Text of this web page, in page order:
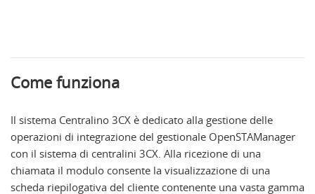
Come funziona
Il sistema Centralino 3CX è dedicato alla gestione delle
operazioni di integrazione del gestionale OpenSTAManager
con il sistema di centralini 3CX. Alla ricezione di una
chiamata il modulo consente la visualizzazione di una
scheda riepilogativa del cliente contenente una vasta gamma